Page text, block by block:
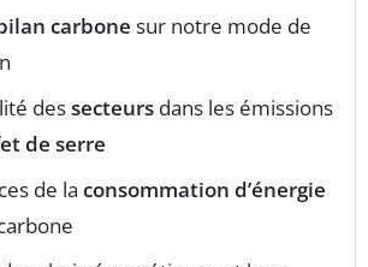
carbone sur notre mode de
dessecteurs dans les émissions
de serre
de la consommation d’énergie